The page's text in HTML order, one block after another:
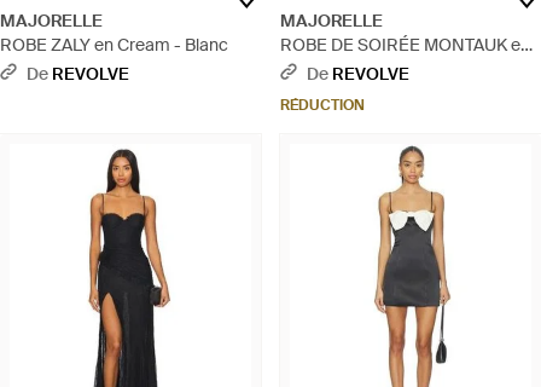
MAJORELLE
ROBE ZALY en Cream - Blanc
De REVOLVE
MAJORELLE
ROBE DE SOIRÉE MONTAUK en
Red - Rouge
De REVOLVE
RÉDUCTION